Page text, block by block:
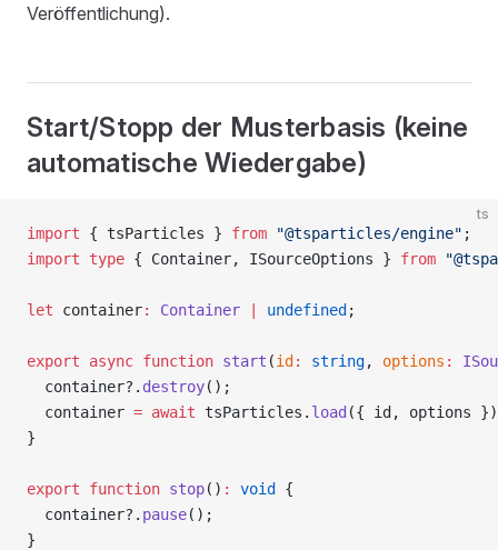
Veröffentlichung).
Start/Stopp der Musterbasis (keine
automatische Wiedergabe)
ts
import { tsParticles } from "@tsparticles/engine" ;
import type { Container, ISourceOptions } from
let container: Container undefined ;
export async function start (id : string, options :
  container?.
destroy();
  container
= await tsParticles. load ({ id, options
}
export function stop() : void
{
  container?.
pause();
}